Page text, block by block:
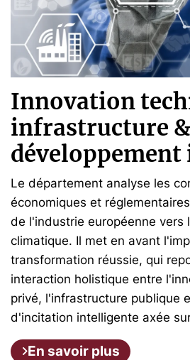
Innovation
infrastructure &
Le département analyse les
économiques et
de l'industrie européenne vers
climatique. Il met en avant
transformation réussie, qui
interaction holistique entre
privé, l'infrastructure publique
d'incitation intelligente axée
En savoir plus